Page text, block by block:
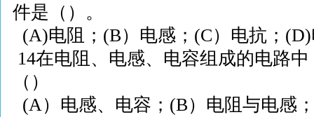
件是（）。
(A)电阻； (B）电感； (C）电抗； (D)
14在电阻、电感、电容组成的电路
（）
(A）电感、电容； (B）电阻与电感